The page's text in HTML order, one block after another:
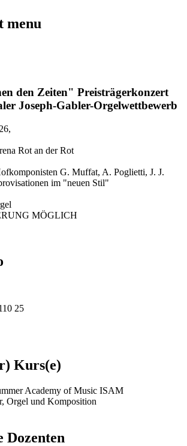
menu
den Zeiten" Preisträgerkonzert
Joseph-Gabler-Orgelwettbewerb
Rot an der Rot
G. Muffat, A. Poglietti, J. J.
im "neuen Stil"
MÖGLICH
25
Kurs(e)
Academy of Music ISAM
Orgel und Komposition